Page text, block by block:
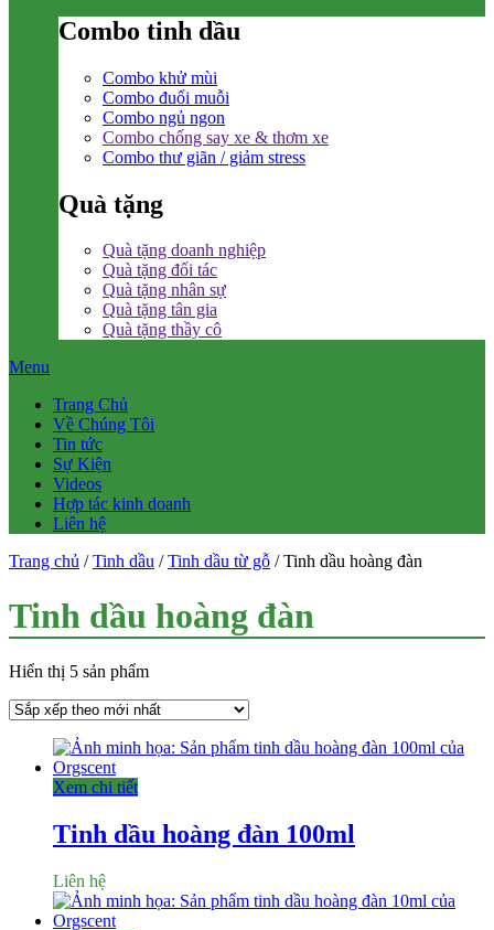
Combo tinh dầu
Combo khử mùi
Combo đuổi muỗi
Combo ngủ ngon
Combo chống say xe & thơm xe
Combo thư giãn / giảm stress
Quà tặng
Quà tặng doanh nghiệp
Quà tặng đối tác
Quà tặng nhân sự
Quà tặng tân gia
Quà tặng thầy cô
Menu
Trang Chủ
Về Chúng Tôi
Tin tức
Sự Kiện
Videos
Hợp tác kinh doanh
Liên hệ
Trang chủ /Tinh dầu /Tinh dầu từ gỗ / Tinh dầu hoàng đàn
Tinh dầu hoàng đàn
Hiển thị 5 sản phẩm
Xem chi tiết
Tinh dầu hoàng đàn 100ml
Liên hệ